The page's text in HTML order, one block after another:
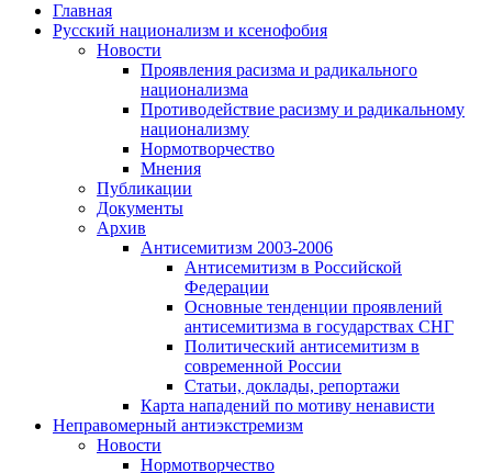
Главная
Русский национализм и ксенофобия
Новости
Проявления расизма и радикального
национализма
Противодействие расизму и радикальному
национализму
Нормотворчество
Мнения
Публикации
Документы
Архив
Антисемитизм 2003-2006
Антисемитизм в Российской
Федерации
Основные тенденции проявлений
антисемитизма в государствах СНГ
Политический антисемитизм в
современной России
Статьи, доклады, репортажи
Карта нападений по мотиву ненависти
Неправомерный антиэкстремизм
Новости
Нормотворчество